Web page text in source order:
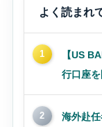
よく読まれ
1
【US
行口座
2
海外赴